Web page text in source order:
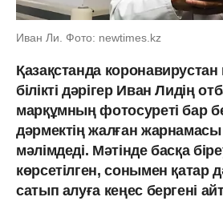
Иван Ли. Фото: newtimes.kz
Қазақстанда
білікті дәрігер Иван Лидің
марқұмның фотосуреті бар
дәрмектің жалған
мәлімдеді. Мәтінде басқа
көрсетілген, сонымен қатар
сатып алуға кеңес бергені